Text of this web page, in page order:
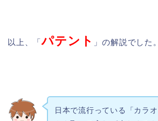
以上、「パテント 」の解説でした。
日本で流行っている「カラ